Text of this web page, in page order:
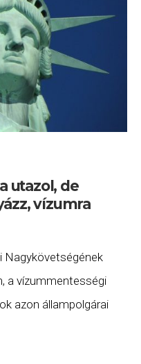
utazol, de
vízumra
Nagykövetségének
a vízummentességi
azon állampolgárai
utaztak Kubába”